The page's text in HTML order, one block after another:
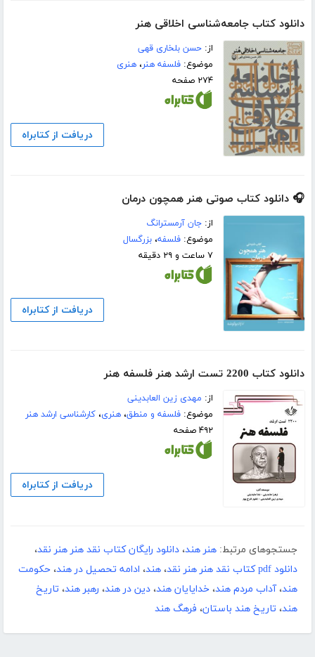
دانلود کتاب جامعه‌شناسی اخلاقی هنر
از:حسن بلخاری قهی
موضوع:فلسفه هنر،هنری
۲۷۴ صفحه
دریافت از کتابراه
🎧 دانلود کتاب صوتی هنر همچون درمان
از:جان آرمسترانگ
موضوع:فلسفه،بزرگسال
۷ ساعت و ۲۹ دقیقه
دریافت از کتابراه
دانلود کتاب 2200 تست ارشد هنر فلسفه هنر
از: مهدی زین العابدینی
موضوع:فلسفه و منطق،هنری،کارشناسی ارشد هنر
۴۹۲ صفحه
دریافت از کتابراه
جستجوهای مرتبط: هنر هند، دانلود رایگان کتاب نقد هنر هنر نقد،
دانلود pdf کتاب نقد هنر هنر نقد
، هند، ادامه تحصیل در هند، حکومت
هند،آداب مردم هند، خدایایان هند، دین در هند، رهبر هند، تاریخ
هند، تاریخ هند باستان، فرهگ هند